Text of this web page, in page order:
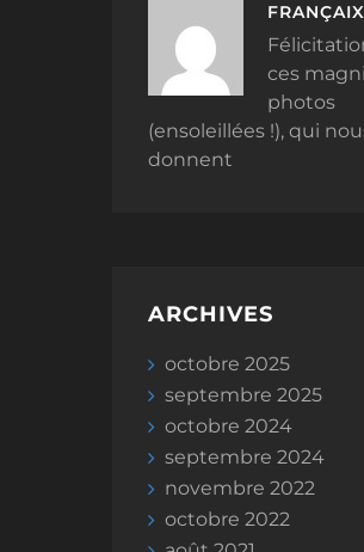
ces
photos
(ensoleillées !), qui
donnent
ARCHIVES
octobre 2025
septembre 2025
octobre 2024
septembre 2024
novembre 2022
octobre 2022